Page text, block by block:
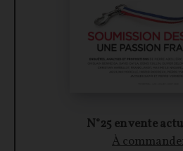
N°25 en vente
À